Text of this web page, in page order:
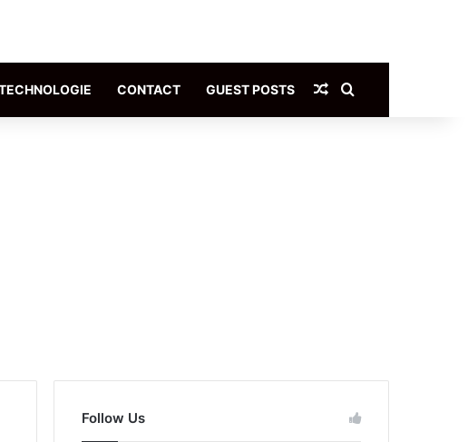
CONTACT GUEST POSTS Article Aléatoire
Follow Us